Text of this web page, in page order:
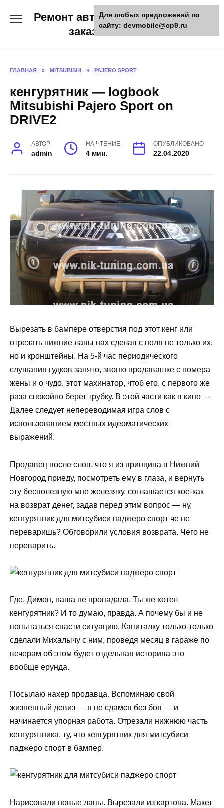
Ремонт авто и мото техники,
заказ запчастей
ГЛАВНАЯ » MITSUBISHI » PAJERO SPORT
кенгурятник — logbook
Mitsubishi Pajero Sport on
DRIVE2
АВТОР
admin
НА ЧТЕНИЕ
4 мин.
ОПУБЛИКОВАНО
22.04.2020
Вырезать в бампере отверстия под этот кенг или
отрезать нижние лапы нах сделав с ноля не только их,
но и кронштейны. На 5-й час периодического
слушания гудков занято, звоню продавашке с номера
жены и о чудо, этот махинатор, чтоб его, с первого же
раза спокойно берет трубку. В этой части как в кино —
Далее следует непереводимая игра слов с
использованием местных идеоматических
выражений.
Продавец после слов, что я из принципа в Нижний
Новгород приеду, посмотреть ему в глаза, и вернуть
эту бесполезную мне железяку, соглашается кое-как
на возврат денег, задав перед этим вопрос — ну,
кенгурятник для митсубиси паджеро спорт че не
переваришь? Обговорили условия возврата. Чего не
переварить.
Где, Димон, наша не пропадала. Ты же хотел
кенгурятник? И то думаю, правда. А почему бы и не
попытаться спасти ситуацию. Капиталку только-только
сделали Михалычу с ним, проведя месяц в гараже по
вечерам об этом будет отдельная историяа это
вообще ерунда.
Посылаю нахер продавца. Вспоминаю свой
жизненный девиз — я не сдамся без боя — и
начинается упорная работа. Отрезали нижнюю часть
кенгурятника, ту, что кенгурятник для митсубиси
паджеро спорт в бампер.
Нарисовали новые лапы. Вырезали из картона. Макет
Для любых предложений по
сайту: devmobile@cp9.ru